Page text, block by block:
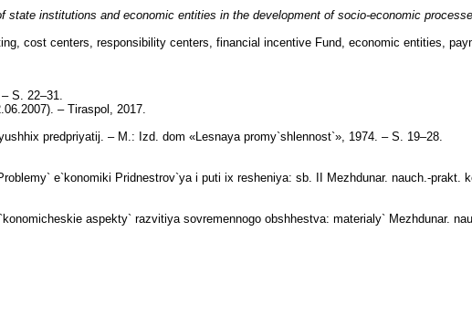
institutions and economic entities in the development of socio-economic
cost centers, responsibility centers, financial incentive Fund, economic entities,
S. 22–31.
– Tiraspol, 2017.
predpriyatij. – M.: Izd. dom «Lesnaya promy`shlennost`», 1974. – S. 19–28.
e`konomiki Pridnestrov`ya i puti ix resheniya: sb. II Mezhdunar. nauch.-prakt.
aspekty` razvitiya sovremennogo obshhestva: materialy` Mezhdunar.